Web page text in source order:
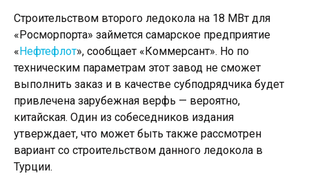
Cтроительством второго ледокола на 18 МВт для
«Росморпорта» займется самарское предприятие
«Нефтефлот», сообщает «Коммерсант». Но по
техническим параметрам этот завод не сможет
выполнить заказ и в качестве субподрядчика будет
привлечена зарубежная верфь — вероятно,
китайская. Один из собеседников издания
утверждает, что может быть также рассмотрен
вариант со строительством данного ледокола в
Турции.